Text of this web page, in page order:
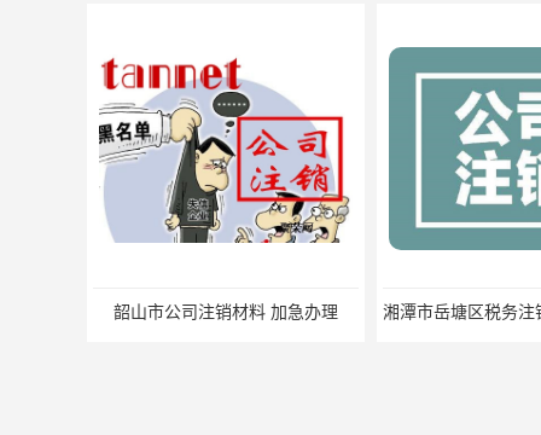
韶山市公司注销材料 加急办理